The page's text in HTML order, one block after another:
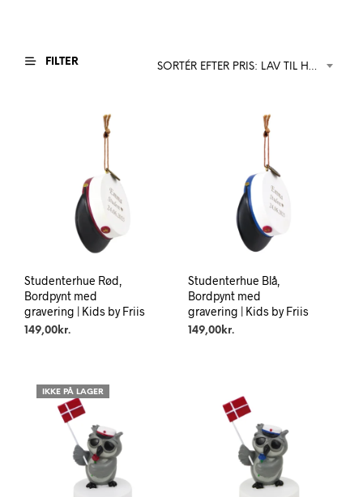
FILTER
Studenterhue Rød,
Bordpynt med
gravering | Kids by Friis
149,00 kr.
Studenterhue Blå,
Bordpynt med
gravering | Kids by Friis
149,00kr.
IKKE PÅ LAGER